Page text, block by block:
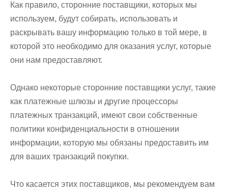
Как правило, сторонние поставщики, которых мы
используем, будут собирать, использовать и
раскрывать вашу информацию только в той мере, в
которой это необходимо для оказания услуг, которые
они нам предоставляют.
Однако некоторые сторонние поставщики услуг, такие
как платежные шлюзы и другие процессоры
платежных транзакций, имеют свои собственные
политики конфиденциальности в отношении
информации, которую мы обязаны предоставить им
для ваших транзакций покупки.
Что касается этих поставщиков, мы рекомендуем вам